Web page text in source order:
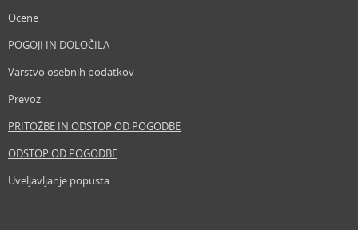
Ocene
POGOJI IN DOLOČILA
Varstvo osebnih podatkov
Prevoz
PRITOŽBE IN ODSTOP OD POGODBE
ODSTOP OD POGODBE
Uveljavljanje popusta